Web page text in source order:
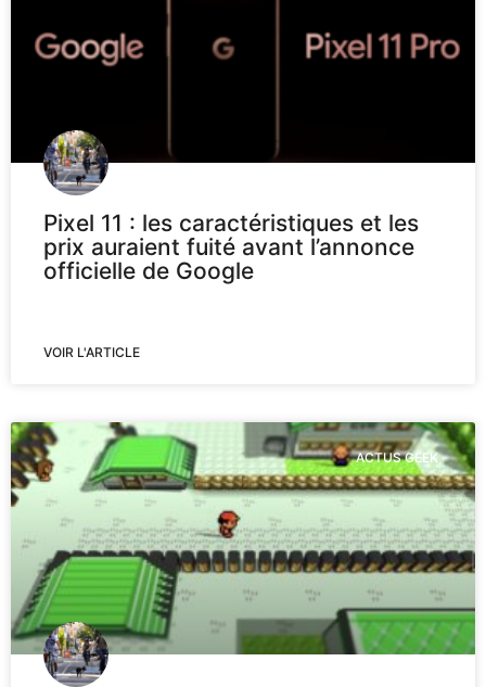
Pixel 11 : les caractéristiques et les
prix auraient fuité avant l’annonce
officielle de Google
VOIR L'ARTICLE
ACTUS GEEK